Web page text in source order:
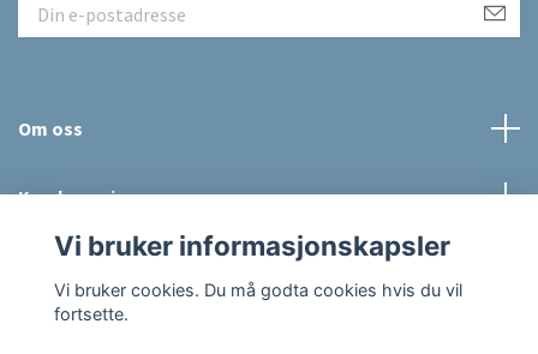
Om oss
Kundeservice
Sosiale medier
Vi bruker informasjonskapsler
Vi bruker cookies. Du må godta cookies hvis du vil
fortsette.